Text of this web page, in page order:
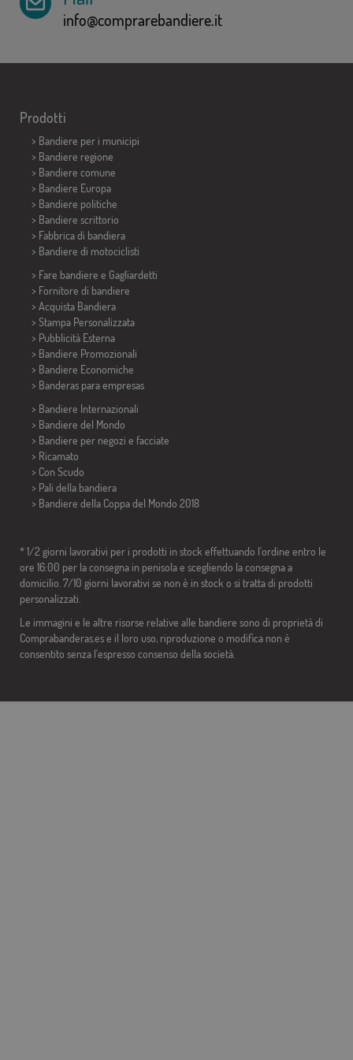
info@comprarebandiere.it
Prodotti
> Bandiere per i municipi
> Bandiere regione
> Bandiere comune
> Bandiere Europa
> Bandiere politiche
> Bandiere scrittorio
> Fabbrica di bandiera
> Bandiere di motociclisti
> Fare bandiere e Gagliardetti
> Fornitore di bandiere
> Acquista Bandiera
> Stampa Personalizzata
> Pubblicità Esterna
> Bandiere Promozionali
> Bandiere Economiche
> Banderas para empresas
> Bandiere Internazionali
> Bandiere del Mondo
> Bandiere per negozi e facciate
> Ricamato
> Con Scudo
> Pali della bandiera
> Bandiere della Coppa del Mondo 2018
* 1/2 giorni lavorativi per i prodotti in stock effettuando l'ordine entro le
ore 16:00 per la consegna in penisola e scegliendo la consegna a
domicilio. 7/10 giorni lavorativi se non è in stock o si tratta di prodotti
personalizzati.
Le immagini e le altre risorse relative alle bandiere sono di proprietà di
Comprabanderas.es e il loro uso, riproduzione o modifica non è
consentito senza l'espresso consenso della società.